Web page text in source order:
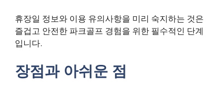
휴장일 정보와 이용 유의사항을 미리 숙지하는 것은
즐겁고 안전한 파크골프 경험을 위한 필수적인 단계
입니다.
장점과 아쉬운 점